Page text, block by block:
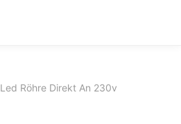
Led Röhre Direkt An 230v